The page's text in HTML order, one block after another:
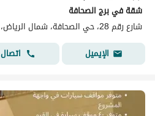
شقة في برج الصحافة
شارع رقم 28، حي الصحافة، شمال الرياض، الرياض
الإيميل
اتصال